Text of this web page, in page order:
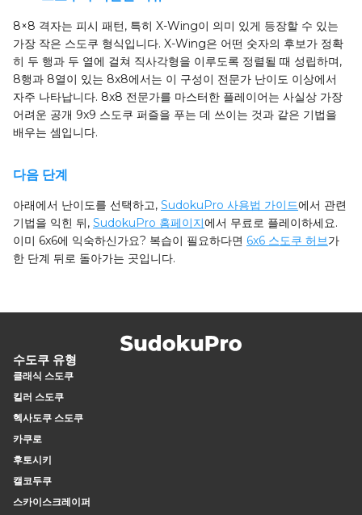
8×8 격자는 피시 패턴, 특히 X-Wing이 의미 있게 등장할 수 있는
가장 작은 스도쿠 형식입니다. X-Wing은 어떤 숫자의 후보가 정확
히 두 행과 두 열에 걸쳐 직사각형을 이루도록 정렬될 때 성립하며,
8행과 8열이 있는 8x8에서는 이 구성이 전문가 난이도 이상에서
자주 나타납니다. 8x8 전문가를 마스터한 플레이어는 사실상 가장
어려운 공개 9x9 스도쿠 퍼즐을 푸는 데 쓰이는 것과 같은 기법을
배우는 셈입니다.
다음 단계
아래에서 난이도를 선택하고, SudokuPro 사용법 가이드에서 관련
기법을 익힌 뒤, SudokuPro 홈페이지에서 무료로 플레이하세요.
이미 6x6에 익숙하신가요? 복습이 필요하다면 6x6 스도쿠 허브가
한 단계 뒤로 돌아가는 곳입니다.
수도쿠 유형
클래식 스도쿠
킬러 스도쿠
헥사도쿠 스도쿠
카쿠로
후토시키
캘코두쿠
스카이스크레이퍼